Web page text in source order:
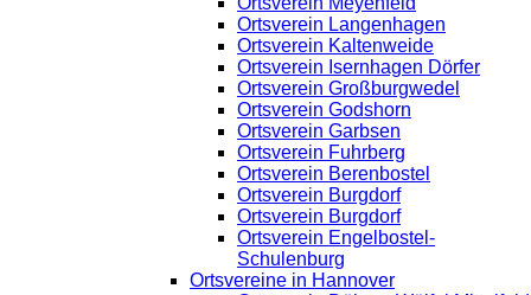
Ortsverein Langenhagen
Ortsverein Kaltenweide
Ortsverein Isernhagen Dörfer
Ortsverein Großburgwedel
Ortsverein Godshorn
Ortsverein Garbsen
Ortsverein Fuhrberg
Ortsverein Berenbostel
Ortsverein Burgdorf
Ortsverein Burgdorf
Ortsverein Engelbostel-
Schulenburg
Ortsvereine in Hannover